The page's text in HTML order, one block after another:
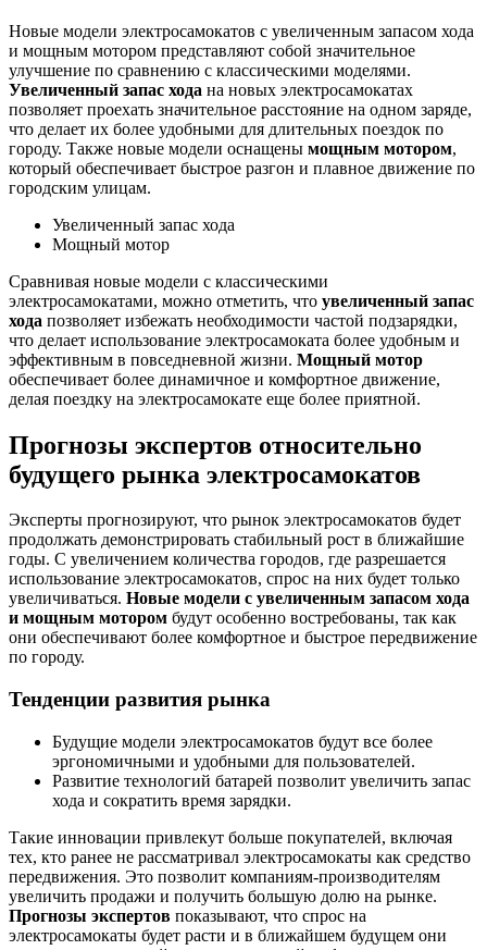
Новые модели электросамокатов с увеличенным запасом хода
и мощным мотором представляют собой значительное
улучшение по сравнению с классическими моделями.
Увеличенный запас хода на новых электросамокатах
позволяет проехать значительное расстояние на одном заряде,
что делает их более удобными для длительных поездок по
городу. Также новые модели оснащены мощным мотором,
который обеспечивает быстрое разгон и плавное движение по
городским улицам.
Увеличенный запас хода
Мощный мотор
Сравнивая новые модели с классическими
электросамокатами, можно отметить, что увеличенный запас
хода позволяет избежать необходимости частой подзарядки,
что делает использование электросамоката более удобным и
эффективным в повседневной жизни. Мощный мотор
обеспечивает более динамичное и комфортное движение,
делая поездку на электросамокате еще более приятной.
Прогнозы экспертов относительно
будущего рынка электросамокатов
Эксперты прогнозируют, что рынок электросамокатов будет
продолжать демонстрировать стабильный рост в ближайшие
годы. С увеличением количества городов, где разрешается
использование электросамокатов, спрос на них будет только
увеличиваться. Новые модели с увеличенным запасом хода
и мощным мотором будут особенно востребованы, так как
они обеспечивают более комфортное и быстрое передвижение
по городу.
Тенденции развития рынка
Будущие модели электросамокатов будут все более
эргономичными и удобными для пользователей.
Развитие технологий батарей позволит увеличить запас
хода и сократить время зарядки.
Такие инновации привлекут больше покупателей, включая
тех, кто ранее не рассматривал электросамокаты как средство
передвижения. Это позволит компаниям-производителям
увеличить продажи и получить большую долю на рынке.
Прогнозы экспертов показывают, что спрос на
электросамокаты будет расти и в ближайшем будущем они